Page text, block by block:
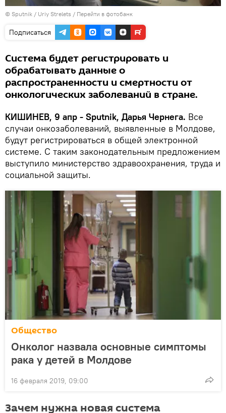
© Sputnik / Uriy Strelets / Перейти в фотобанк
Подписаться
Система будет регистрировать и
обрабатывать данные о
распространенности и смертности от
онкологических заболеваний в стране.
КИШИНЕВ, 9 апр - Sputnik, Дарья Чернега. Все
случаи онкозаболеваний, выявленные в Молдове,
будут регистрироваться в общей электронной
системе. С таким законодательным предложением
выступило министерство здравоохранения, труда и
социальной защиты.
Общество
Онколог назвала основные симптомы
рака у детей в Молдове
16 февраля 2019, 09:00
Зачем нужна новая система